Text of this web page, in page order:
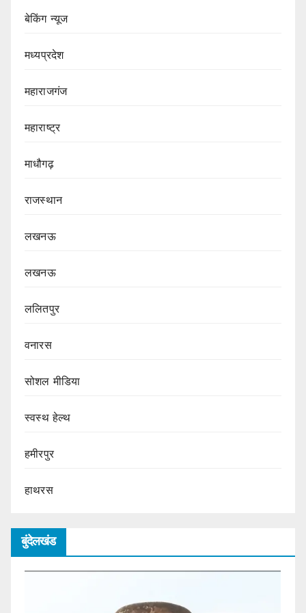
बेकिंग न्यूज
मध्यप्रदेश
महाराजगंज
महाराष्ट्र
माधौगढ़
राजस्थान
लखनऊ
लखनऊ
ललितपुर
वनारस
सोशल मीडिया
स्वस्थ हेल्थ
हमीरपुर
हाथरस
बुंदेलखंड